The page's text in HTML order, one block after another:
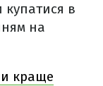
в
на
краще